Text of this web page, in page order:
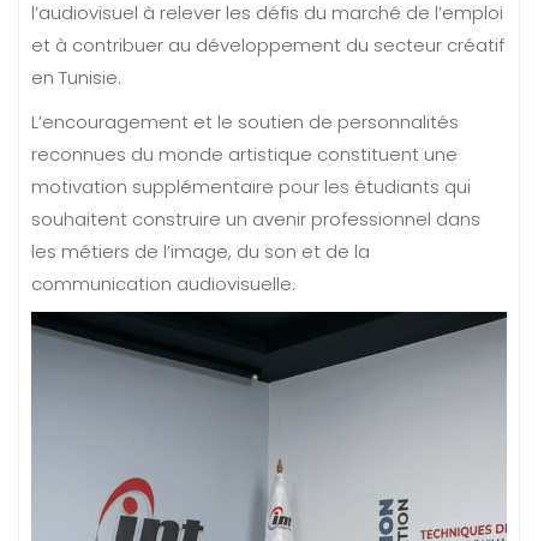
l’audiovisuel à relever les défis du marché de l’emploi
et à contribuer au développement du secteur créatif
en Tunisie.
L’encouragement et le soutien de personnalités
reconnues du monde artistique constituent une
motivation supplémentaire pour les étudiants qui
souhaitent construire un avenir professionnel dans
les métiers de l’image, du son et de la
communication audiovisuelle.